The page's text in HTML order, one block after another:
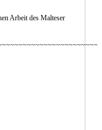
Arbeit des Malteser